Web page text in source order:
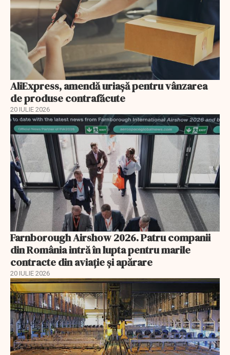
AliExpress, amendă uriaşă pentru vânzarea
de produse contrafăcute
20 IULIE 2026
Farnborough Airshow 2026. Patru companii
din România intră în lupta pentru marile
contracte din aviație și apărare
20 IULIE 2026